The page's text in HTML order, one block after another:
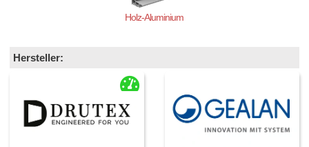
Holz-Aluminium
Hersteller: